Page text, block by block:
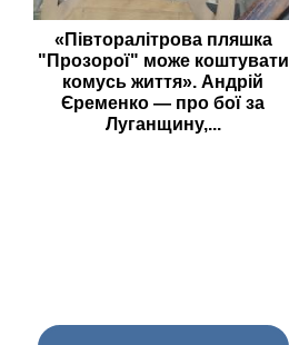
«Півторалітрова пляшка
"Прозорої" може коштувати
комусь життя». Андрій
Єременко — про бої за
Луганщину,...